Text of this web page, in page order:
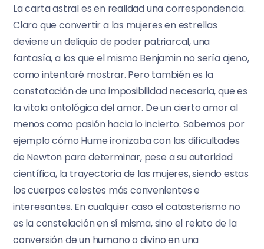
La carta astral es en realidad una correspondencia.
Claro que convertir a las mujeres en estrellas
deviene un deliquio de poder patriarcal, una
fantasía, a los que el mismo Benjamin no sería ajeno,
como intentaré mostrar. Pero también es la
constatación de una imposibilidad necesaria, que es
la vitola ontológica del amor. De un cierto amor al
menos como pasión hacia lo incierto. Sabemos por
ejemplo cómo Hume ironizaba con las dificultades
de Newton para determinar, pese a su autoridad
científica, la trayectoria de las mujeres, siendo estas
los cuerpos celestes más convenientes e
interesantes. En cualquier caso el catasterismo no
es la constelación en sí misma, sino el relato de la
conversión de un humano o divino en una